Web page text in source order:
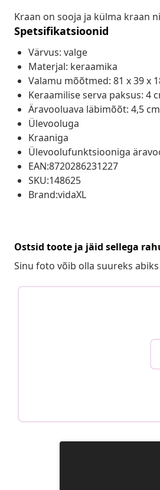
Kraan on sooja ja külma kraan
Spetsifikatsioonid
Värvus: valge
Materjal: keraamika
Valamu mõõtmed: 81 x 39 x
Keraamilise serva paksus: 4
Äravooluava läbimõõt: 4,5 cm
Ülevooluga
Kraaniga
Ülevoolufunktsiooniga
EAN:8720286231227
SKU:148625
Brand:vidaXL
Ostsid toote ja jäid sellega
Sinu foto võib olla suureks